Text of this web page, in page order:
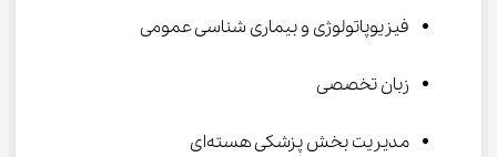
فیزیوپاتولوژی و بیماری شناسی عمومی
زبان تخصصی
مدیریت بخش پزشکی هسته‌ای